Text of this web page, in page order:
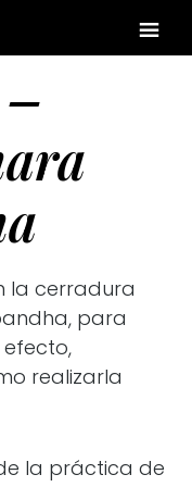
la cerradura
para
realizarla
la práctica de